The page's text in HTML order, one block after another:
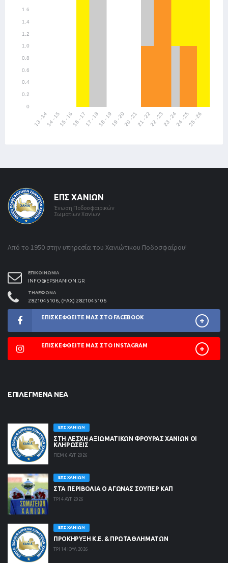
ΕΠΣ ΧΑΝΊΩΝ
Ένωση Ποδοσφαιρικών
Σωματίων Χανίων
Από το 1950 στην υπηρεσία του Χανιώτικου Ποδοσφαίρου!
ΕΠΙΚΟΙΝΩΝΊΑ
INFO@EPSHANION.GR
ΤΗΛΈΦΩΝΑ
2821045106, (FAX) 2821045106
ΕΠΙΣΚΕΦΘΕΊΤΕ ΜΑΣ ΣΤΟ FACEBOOK
ΕΠΙΣΚΕΦΘΕΊΤΕ ΜΑΣ ΣΤΟ INSTAGRAM
ΕΠΙΛΕΓΜΈΝΑ ΝΈΑ
ΕΠΣ ΧΑΝΊΩΝ
ΣΤΗ ΛΈΣΧΗ ΑΞΙΩΜΑΤΙΚΏΝ ΦΡΟΥΡΆΣ ΧΑΝΊΩΝ ΟΙ
ΚΛΗΡΏΣΕΙΣ
ΠΕΜ 6 ΑΥΓ 2026
ΕΠΣ ΧΑΝΊΩΝ
ΣΤΑ ΠΕΡΙΒΟΛΙΑ Ο ΑΓΩΝΑΣ ΣΟΥΠΕΡ ΚΑΠ
ΤΡΙ 4 ΑΥΓ 2026
ΕΠΣ ΧΑΝΊΩΝ
ΠΡΟΚΗΡΥΞΗ Κ.Ε. & ΠΡΩΤΑΘΛΗΜΑΤΩΝ
ΤΡΙ 14 ΙΟΥΛ 2026